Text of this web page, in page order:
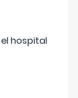
hospital